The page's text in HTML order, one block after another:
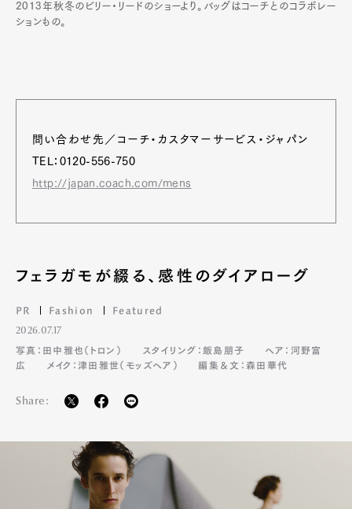
2013年秋冬のビリー・リードのショーより。バッグはコーチとのコラボレー
ションもの。
問い合わせ先／コーチ・カスタマーサービス・ジャパン
TEL：0120-556-750
http://japan.coach.com/mens
フェラガモが綴る、感性のダイアローグ
PR Fashion Featured
2026.07.17
写真：田中雅也（トロン）
スタイリング：飯島朋子
ヘア：河野富
広
メイク：津田雅世（モッズヘア） 編集＆文：森田華代
Share: